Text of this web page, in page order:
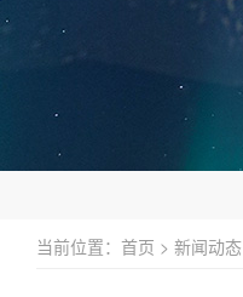
当前位置： 首页 > 新闻动态